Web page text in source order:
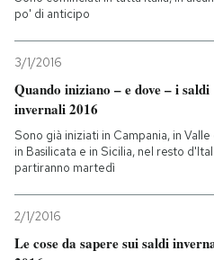
Scienza
Economia
Sport
PODCAST
NEWSLETTER
po' di anticipo
3/1/2016
Quando iniziano – e dove – i saldi
invernali 2016
Sono già iniziati in Campania, in
in Basilicata e in Sicilia, nel resto
partiranno martedì
2/1/2016
Le cose da sapere sui saldi